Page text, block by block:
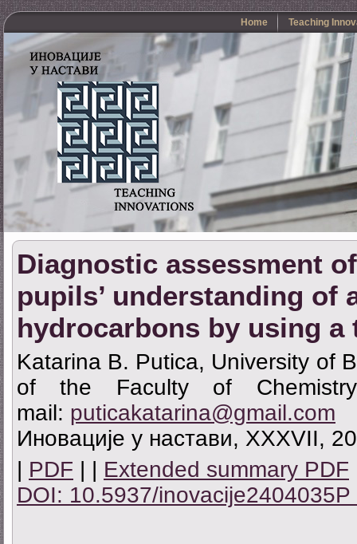
Home Teaching
Diagnostic assessment
pupils’ understanding of
hydrocarbons by using a
Katarina B. Putica, University of
of the Faculty of
mail: puticakatarina@gmail.com
Иновације у настави, XXXVII,
PDF Extended summary PDF
DOI: 10.5937/inovacije2404035P